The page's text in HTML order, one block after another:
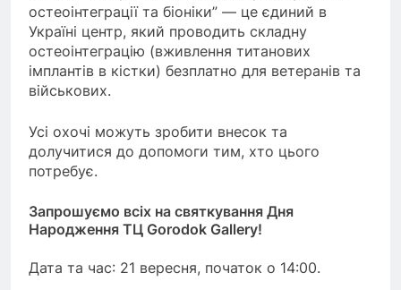
остеоінтеграції та біоніки” — це єдиний в
Україні центр, який проводить складну
остеоінтеграцію (вживлення титанових
імплантів в кістки) безплатно для ветеранів та
військових.
Усі охочі можуть зробити внесок та
долучитися до допомоги тим, хто цього
потребує.
Запрошуємо всіх на святкування Дня
Народження ТЦ Gorodok Gallery!
Дата та час: 21 вересня, початок о 14:00.